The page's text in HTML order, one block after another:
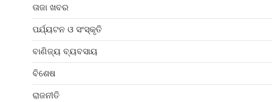
ତାଜା ଖବର
ପର୍ଯ୍ୟଟନ ଓ ସଂସ୍କୃତି
ବାଣିଜ୍ୟ ବ୍ୟବସାୟ
ବିଶେଷ
ରାଜନୀତି